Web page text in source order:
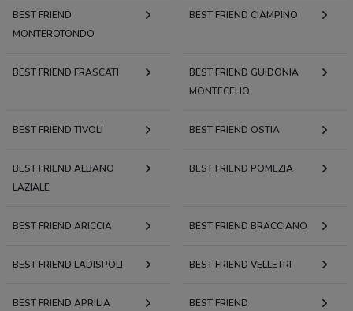
BEST FRIEND
MONTEROTONDO
BEST FRIEND CIAMPINO
BEST FRIEND FRASCATI
BEST FRIEND GUIDONIA
MONTECELIO
BEST FRIEND TIVOLI BEST FRIEND OSTIA
BEST FRIEND ALBANO
LAZIALE
BEST FRIEND POMEZIA
BEST FRIEND ARICCIA BEST FRIEND BRACCIANO
BEST FRIEND LADISPOLI BEST FRIEND VELLETRI
BEST FRIEND APRILIA
BEST FRIEND